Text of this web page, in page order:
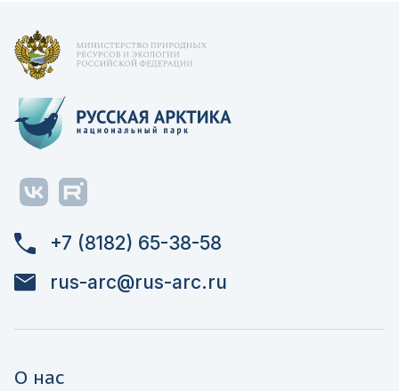
+7 (8182) 65-38-58
rus-arc@rus-arc.ru
О нас